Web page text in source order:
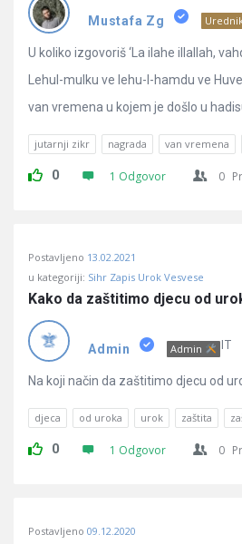
Mustafa Zg
U koliko izgovoriš ‘La ilahe illallah,
Lehul-mulku ve lehu-l-hamdu ve Huve
van vremena u kojem je došlo u hadisu
jutarnji zikr nagrada van vremena
0 1 Odgovor 0
Postavljeno 13.02.2021
u kategoriji: Sihr Zapis Urok Vesvese
Kako da zaštitimo djecu od
Admin Admin IT
Na koji način da zaštitimo djecu od
djeca od uroka urok zaštita
0 1 Odgovor 0
Postavljeno 09.12.2020